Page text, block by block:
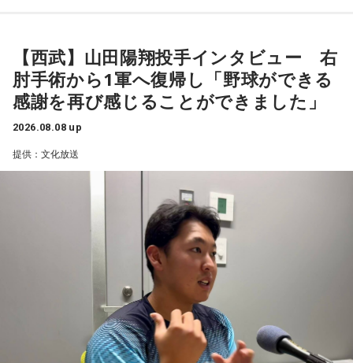
この番組をラジコで聴く
bayfm78『Kalafina倶楽部』24時～24時30分
人気の女性3人組ヴォーカルユニット・Kalafinaがパーソナリ
ティを務める番組。「オープニング・ソング・リクエスト」
では、リスナーからのリクエスト曲を3人がアカペラで歌いま
この番組をラジコで聴く
こりを和らげる」をテーマに、さまざまな「心のこり」に触
れながら、自分自身の想いを見つめ直す機会を届けました。
■番組名：『田村淳のNewsCLUB「自分自身と話そうの
■放送日時：2026年8月11日（火・祝）午前9時00分～10時
■出演：田村淳、砂山圭大郎（文化放送アナウンサー）
■提供：全日本葬祭業協同組合連合会（全葬連）
（左から）福田正博さん、藤木直人、高見侑里
1966年生まれの福田正博さんは、日本人初のJリーグ得点王に
45試合出場で9ゴールを記録するなど活躍を見せ、1993年に
はW杯アジア地区最終予選にも出場しました。2002年に現役
を引退した後は、サッカー解説者としてメディアでの活動の
ほか、講演会やサッカー教室をおこなうなど、自身の経験を
活かしながら幅広く活動しています。
◆「塩貝選手に悪意はなかった」
藤木：決勝トーナメントの相手がブラジルに決まった際、塩
貝選手の言葉が切り取られて話題になったというか、ブラジ
ルにちょっと火をつけてしまった部分もあるのかなと思った
【西武】山田陽翔投手インタビュー 右
肘手術から1軍へ復帰し「野球ができる
感謝を再び感じることができました」
2026.08.08 up
提供：文化放送